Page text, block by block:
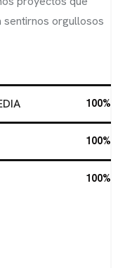
sentirnos orgullosos
100%
100%
100%